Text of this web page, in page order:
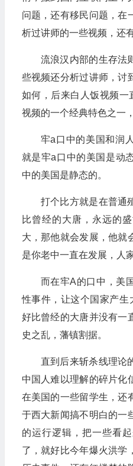
问题，还有移民问题，在
析过讲师的一些视频，还
流浪汉内部的生存法
些视频还分析过讲师，讨
如何，后来白人饭视频一
视频的一个经典特色之一
牢a口中的美国和润
就是牢a口中的美国是动
中的美国是静态的。
打个比方就是在普通
比曾经的大唐，永远的
大，那他就会发展，他就
是你老中一直在发展，人
而在牢A的口中，美
性事件，让这个国家产
好比曾经的大唐并没有一
史之乱，藩镇割据。
直到后来斩杀线理论
中国人难以理解的碎片化
在美国的一些留学生，还
于西大新闻搞不明白的一
的运行逻辑，把一些看
了，就好比今年爆火洪学